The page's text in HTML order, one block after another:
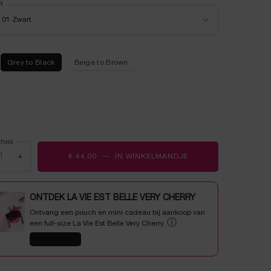
01 Zwart
for Hypnôse Mascara
Grey to Black Beige to Brown
1 of 1
+ € 44,00 ― IN WINKELMANDJE
ONTDEK LA VIE EST BELLE VERY CHERRY
Ontvang een pouch en mini cadeau bij aankoop van
een full-size La Vie Est Belle Very Cherry. ⓘ